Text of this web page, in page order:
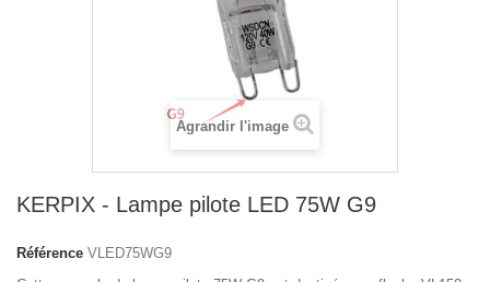
Agrandir l'image
KERPIX - Lampe pilote LED 75W G9
Référence VLED75WG9